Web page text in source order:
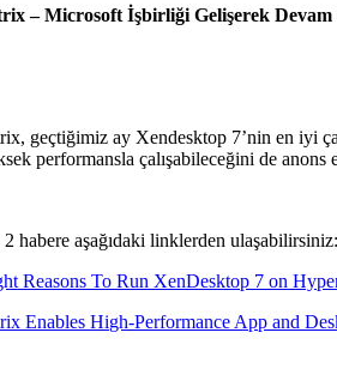
– Microsoft İşbirliği Gelişerek Devam
geçtiğimiz ay Xendesktop 7’nin en iyi
performansla çalışabileceğini de anons
habere aşağıdaki linklerden ulaşabilirsiniz:
Reasons To Run XenDesktop 7 on
Enables High-Performance App and